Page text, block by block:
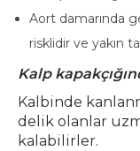
Aort damarında
risklidir ve yakın
Kalp
Kalbinde
delik olanlar
kalabilirler.